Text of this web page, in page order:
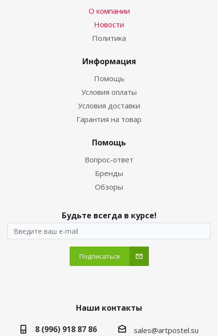
О компании
Новости
Политика
Информация
Помощь
Условия оплаты
Условия доставки
Гарантия на товар
Помощь
Вопрос-ответ
Бренды
Обзоры
Будьте всегда в курсе!
Подписаться
Наши контакты
8 (996) 918 87 86
sales@artpostel.su